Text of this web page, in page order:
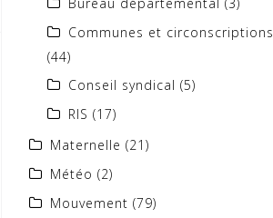
Communes et circonscriptions
(44)
Conseil syndical (5)
RIS (17)
Maternelle (21)
Météo (2)
Mouvement (79)